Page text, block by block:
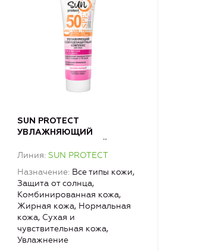
SUN PROTECT
УВЛАЖНЯЮЩИЙ
КОМПЛЕКС для лица SPF
Линия SUN PROTECT
Назначение Все типы кожи,
Защита от солнца,
Комбинированная кожа,
Жирная кожа, Нормальная
кожа, Сухая и
чувствительная кожа,
Увлажнение